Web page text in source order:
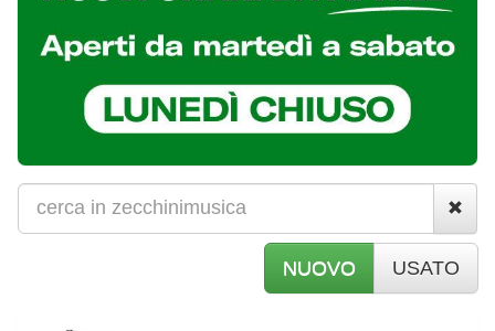
NUOVO USATO